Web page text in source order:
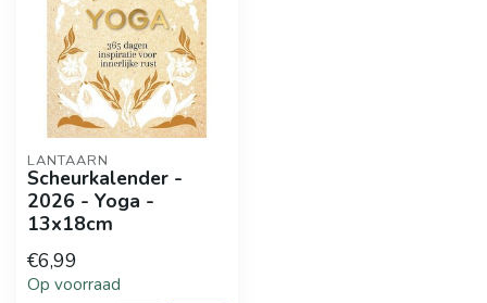
LANTAARN
Scheurkalender -
2026 - Yoga -
13x18cm
€6,99
Op voorraad